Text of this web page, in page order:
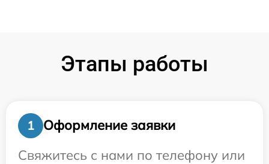
Этапы работы
1
Оформление заявки
Свяжитесь с нами по телефону или